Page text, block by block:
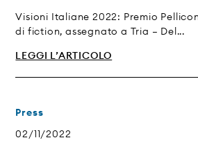
Visioni Italiane 2022: Premio
di fiction, assegnato a Tria – Del...
LEGGI L’ARTICOLO
Press
02/11/2022